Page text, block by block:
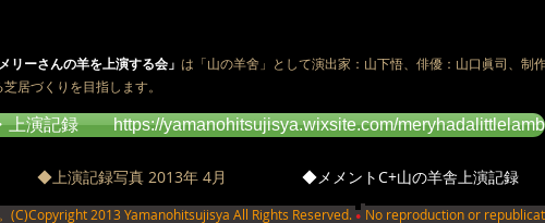
メリーさんの羊を上演する会」 は「山の羊舍」として演出家：山下悟、俳優：山口眞司、制
居づくりを目指します。
上演記録 https://yamanohitsujisya.wixsite.com/meryhadalittlelamb
◆上演記録写真 2013年 4月 ◆メメントC+山の羊舎上演記録
(C)Copyright 2013 Yamanohitsujisya All Rights Reserved. ● No reproduction or